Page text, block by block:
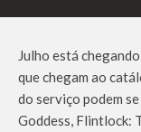
Julho está
que chegam ao
do serviço podem
Goddess, Flintlock: